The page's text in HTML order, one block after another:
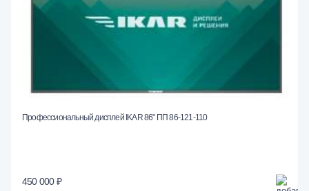
Профессиональный дисплей IKAR 86" ПП 86-121-110
450 000 ₽